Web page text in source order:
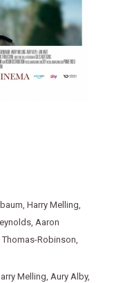
, Harry Melling,
, Aaron
Robinson,
Melling, Aury Alby,